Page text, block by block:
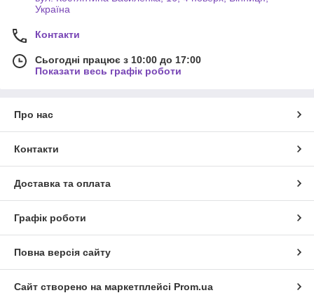
Україна
Контакти
Сьогодні працює з 10:00 до 17:00
Показати весь графік роботи
Про нас
Контакти
Доставка та оплата
Графік роботи
Повна версія сайту
Сайт створено на маркетплейсі Prom.ua